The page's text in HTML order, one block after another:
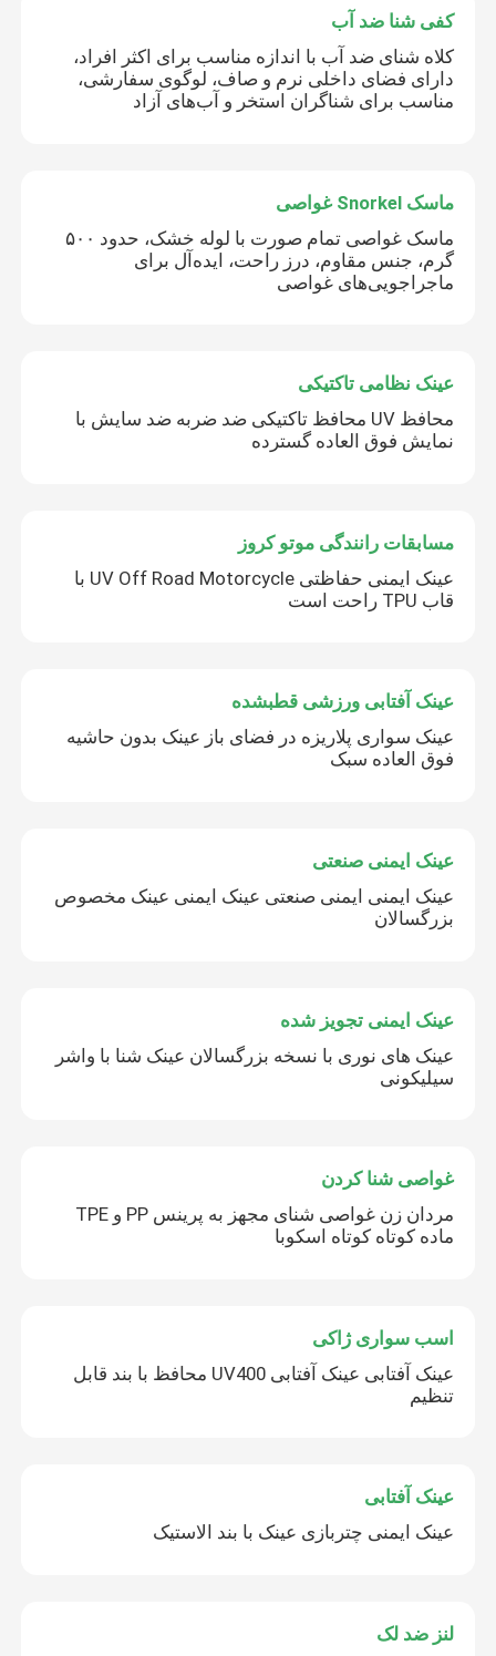
پیام بگذارید
کفی شنا ضد آب
کلاه شنای ضد آب با اندازه مناسب برای اکثر افراد،
دارای فضای داخلی نرم و صاف، لوگوی سفارشی،
مناسب برای شناگران استخر و آب‌های آزاد
ماسک Snorkel غواصی
ماسک غواصی تمام صورت با لوله خشک، حدود ۵۰۰
گرم، جنس مقاوم، درز راحت، ایده‌آل برای
ماجراجویی‌های غواصی
عینک نظامی تاکتیکی
محافظ UV محافظ تاکتیکی ضد ضربه ضد سایش با
نمایش فوق العاده گسترده
مسابقات رانندگی موتو کروز
عینک ایمنی حفاظتی UV Off Road Motorcycle با
قاب TPU راحت است
عینک آفتابی ورزشی قطبشده
عینک سواری پلاریزه در فضای باز عینک بدون حاشیه
فوق العاده سبک
عینک ایمنی صنعتی
عینک ایمنی ایمنی صنعتی عینک ایمنی عینک مخصوص
بزرگسالان
عینک ایمنی تجویز شده
عینک های نوری با نسخه بزرگسالان عینک شنا با واشر
سیلیکونی
غواصی شنا کردن
مردان زن غواصی شنای مجهز به پرینس PP و TPE
ماده کوتاه کوتاه اسکوبا
اسب سواری ژاکی
عینک آفتابی عینک آفتابی UV400 محافظ با بند قابل
تنظیم
عینک آفتابی
عینک ایمنی چتربازی عینک با بند الاستیک
لنز ضد لک